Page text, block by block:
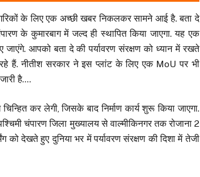
के लिए एक अच्छी खबर निकलकर सामने आई है. बता दे
के कुमारबाग में जल्द ही स्थापित किया जाएगा. यह एक
आपको बता दे की पर्यावरण संरक्षण को ध्यान में रखते
हैं. नीतीश सरकार ने इस प्लांट के लिए एक MoU पर भी
है….
कर लेगी, जिसके बाद निर्माण कार्य शुरू किया जाएगा.
चंपारण जिला मुख्यालय से वाल्मीकिनगर तक रोजाना 2
को देखते हुए दुनिया भर में पर्यावरण संरक्षण की दिशा में तेजी